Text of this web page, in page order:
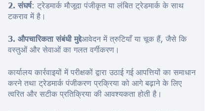
2. संघर्ष: ट्रेडमार्क मौजूदा पंजीकृत या लंबित ट्रेडमार्क के साथ
टकराव में है।
3. औपचारिकता संबंधी मुद्देआवेदन में त्रुटियाँ या चूक हैं, जैसे कि
वस्तुओं और सेवाओं का गलत वर्गीकरण।
कार्यालय कार्रवाइयों में परीक्षकों द्वारा उठाई गई आपत्तियों का समाधान
करने तथा ट्रेडमार्क पंजीकरण प्रक्रिया को आगे बढ़ाने के लिए
त्वरित और सटीक प्रतिक्रिया की आवश्यकता होती है।